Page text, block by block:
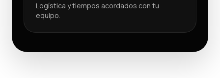
Logística y tiempos acordados con tu
equipo.